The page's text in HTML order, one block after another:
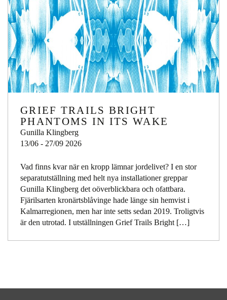
GRIEF TRAILS BRIGHT
PHANTOMS IN ITS WAKE
Gunilla Klingberg
13/06 - 27/09 2026
Vad finns kvar när en kropp lämnar jordelivet? I en stor
separatutställning med helt nya installationer greppar
Gunilla Klingberg det oöverblickbara och ofattbara.
Fjärilsarten kronärtsblåvinge hade länge sin hemvist i
Kalmarregionen, men har inte setts sedan 2019. Troligtvis
är den utrotad. I utställningen Grief Trails Bright […]